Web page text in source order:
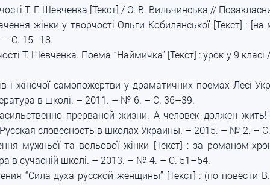
Т. Г. Шевченка [Текст] / О. В. Вильчинська //
жінки у творчості Ольги Кобилянської [Текст] : [на
С. 15–18.
Т. Шевченка. Поема “Наймичка” [Текст] : урок у 9
жіночої самопожертви у драматичних поемах Лесі
в школі. – 2011. – № 6. – С. 36–39.
прерваной жизни. А человек должен
Русская словесность в школах Украины. – 2015. – № 2. –
мужньої та вольової жінки [Текст] : за романом-
в сучасній школі. – 2013. – № 4. – С. 51–54.
“Сила духа русской женщины” [Текст] : (по повести